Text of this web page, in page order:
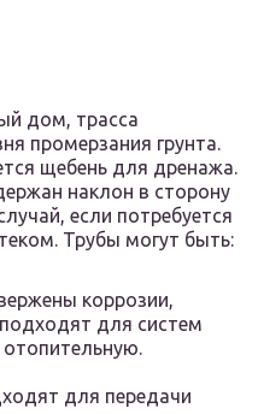
дом, трасса
промерзания грунта.
щебень для дренажа.
наклон в сторону
если потребуется
Трубы могут быть:
коррозии,
для систем
для передачи